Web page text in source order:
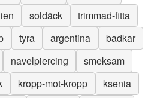
soldäck
trimmad-fitta
tyra argentina
badkar
navelpiercing
smeksam
kropp-mot-kropp
ksenia